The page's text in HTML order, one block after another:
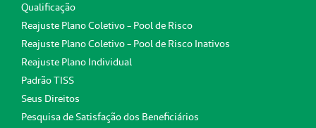
Qualificação
Reajuste Plano Coletivo - Pool de Risco
Reajuste Plano Coletivo - Pool de Risco Inativos
Reajuste Plano Individual
Padrão TISS
Seus Direitos
Pesquisa de Satisfação dos Beneficiários